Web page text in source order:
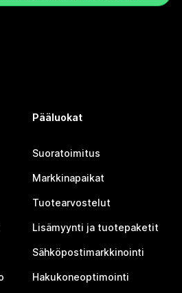
Pääluokat
Suoratoimitus
Markkinapaikat
Tuotearvostelut
Lisämyynti ja tuotepaketit
Sähköpostimarkkinointi
Hakukoneoptimointi